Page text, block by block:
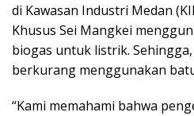
di Kawasan Industri Medan
Khusus Sei Mangkei
biogas untuk listrik.
berkurang menggunakan
“Kami memahami bahwa